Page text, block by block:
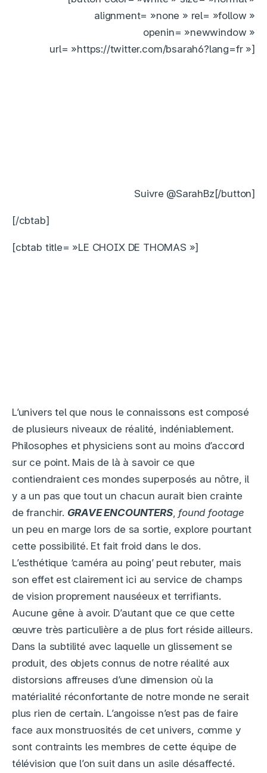
alignment= »none » rel= »follow »
openin= »newwindow »
url= »https://twitter.com/bsarah6?lang=fr »]
Suivre @SarahBz[/button]
[/cbtab]
[cbtab title= »LE CHOIX DE THOMAS »]
L’univers tel que nous le connaissons est composé
de plusieurs niveaux de réalité, indéniablement.
Philosophes et physiciens sont au moins d’accord
sur ce point. Mais de là à savoir ce que
contiendraient ces mondes superposés au nôtre, il
y a un pas que tout un chacun aurait bien crainte
de franchir. GRAVE ENCOUNTERS,found footage
un peu en marge lors de sa sortie, explore pourtant
cette possibilité. Et fait froid dans le dos.
L’esthétique ‘caméra au poing’ peut rebuter, mais
son effet est clairement ici au service de champs
de vision proprement nauséeux et terrifiants.
Aucune gêne à avoir. D’autant que ce que cette
œuvre très particulière a de plus fort réside ailleurs.
Dans la subtilité avec laquelle un glissement se
produit, des objets connus de notre réalité aux
distorsions affreuses d’une dimension où la
matérialité réconfortante de notre monde ne serait
plus rien de certain. L’angoisse n’est pas de faire
face aux monstruosités de cet univers, comme y
sont contraints les membres de cette équipe de
télévision que l’on suit dans un asile désaffecté.